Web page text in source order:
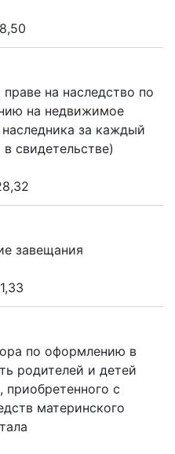
на наследство по
на недвижимое
за каждый
свидетельстве)
завещания
по оформлению в
родителей и детей
с
материнского